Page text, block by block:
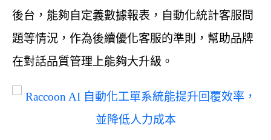
後台，能夠自定義數據報表，自動化統計客服問
題等情況，作為後續優化客服的準則，幫助品牌
在對話品質管理上能夠大升級。